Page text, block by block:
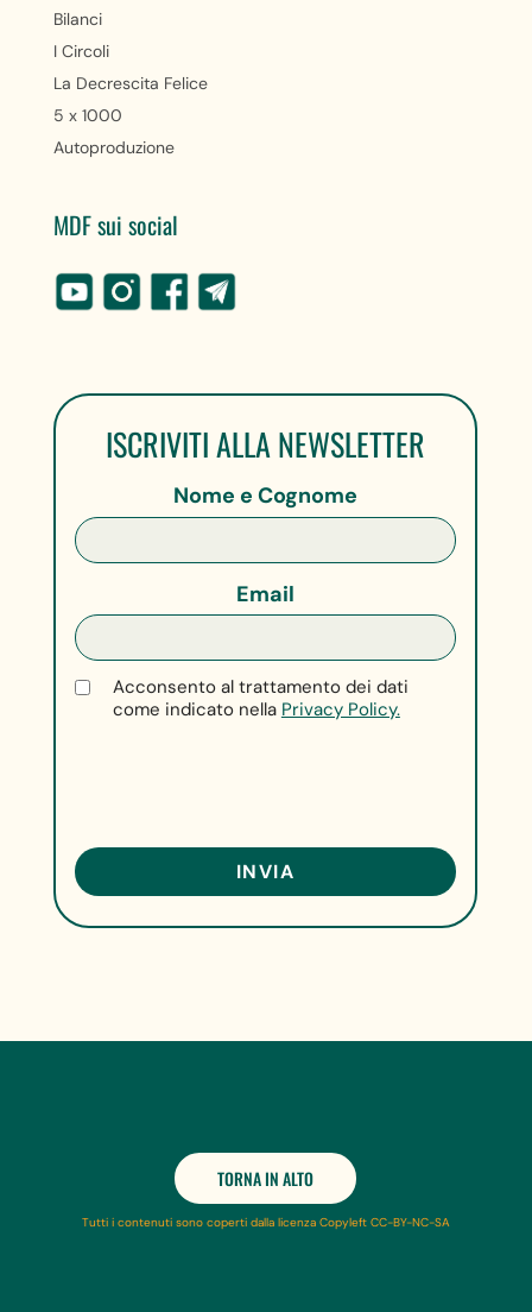
Bilanci
I Circoli
La Decrescita Felice
5 x 1000
Autoproduzione
MDF sui social
ISCRIVITI ALLA NEWSLETTER
Nome e Cognome
Email
Acconsento al trattamento dei dati
come indicato nella Privacy Policy.
TORNA IN ALTO
Tutti i contenuti sono coperti dalla licenza Copyleft CC-BY-NC-SA